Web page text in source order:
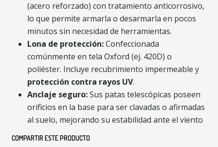
(acero reforzado) con tratamiento anticorrosivo,
lo que permite armarla o desarmarla en pocos
minutos sin necesidad de herramientas.
Lona de protección:Confeccionada
comúnmente en tela Oxford (ej. 420D) o
poliéster. Incluye recubrimiento impermeable y
protección contra rayos UV.
Anclaje seguro:Sus patas telescópicas poseen
orificios en la base para ser clavadas o afirmadas
al suelo, mejorando su estabilidad ante el viento
COMPARTIR ESTE PRODUCTO